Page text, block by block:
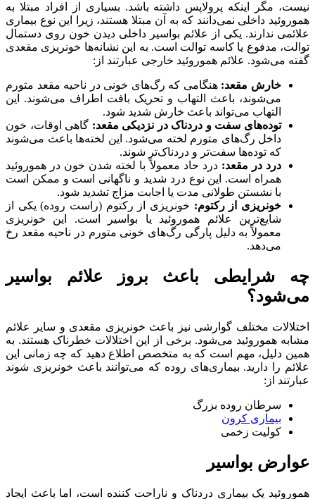
نیست، مگر اینکه پرولاپس داشته باشد. بسیاری از افراد مبتلا به
هموروئید داخلی نمی‌دانند که به آن مبتلا هستند، زیرا این نوع بیماری
علائمی ندارند. یکی از علائم بواسیر داخلی دیدن خون روی دستمال
توالت، مدفوع یا کاسه توالت است. به این نشانه‌ها خونریزی مقعدی
گفته می‌شود. علائم هموروئید خارجی عبارتند از:
خارش مقعد:هنگامی که رگ‌های خونی در ناحیه مقعد متورم
می‌شوند، باعث التهاب و تحریک بافت اطراف می‌شوند. این
التهاب می‌تواند باعث خارش شدید شود.
توده‌های سفت و دردناک در نزدیکی مقعد: گاهی اوقات، خون
داخل رگ‌های متورم لخته می‌شود. این لخته‌ها باعث می‌شوند
که توده‌ها سفت‌تر و دردناک‌تر شوند.
درد در مقعد: درد حاد معمولاً با لخته شدن خون در هموروئید
همراه است. این نوع درد شدید و ناگهانی است و ممکن است
با نشستن طولانی مدت یا اجابت مزاج تشدید شود.
خونریزی از رکتوم: خونریزی از رکتوم (راست روده) یکی از
شایع‌ترین علائم هموروئید یا بواسیر است. این خونریزی
معمولاً به دلیل پارگی رگ‌های خونی متورم در ناحیه مقعد رخ
می‌دهد.
چه شرایطی باعث بروز علائم بواسیر
می‌شود؟
اختلالات مختلف گوارشی نیز باعث خونریزی مقعدی و سایر علائم
مشابه هموروئید می‌شود. برخی از این اختلالات خطرناک هستند. به
همین دلیل، مهم است که به متخصص اطلاع دهید که چه زمانی این
علائم را دارید. بیماری‌های روده که می‌توانند باعث خونریزی شوند
عبارتند از:
سرطان روده بزرگ
بیماری کرون
کولیت زخمی
عوارض بواسیر
هموروئید یک بیماری دردناک و ناراحت کننده است، اما باعث ایجاد